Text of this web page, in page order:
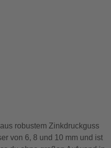
robustem Zinkdruckguss
von 6, 8 und 10 mm und ist